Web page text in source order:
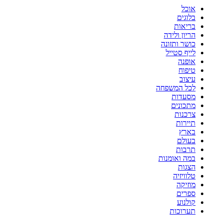
אוכל
בלוגים
בריאות
הריון ולידה
כושר ותזונה
לייף סטייל
אופנה
טיפוח
עיצוב
לכל המשפחה
מסעדות
מתכונים
צרכנות
תיירות
בארץ
בעולם
תרבות
במה ואומנות
הצגות
טלוויזיה
מוזיקה
ספרים
קולנוע
תערוכות